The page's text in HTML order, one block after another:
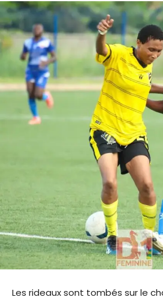
Les rideaux sont tombés sur le